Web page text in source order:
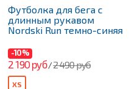
Футболка для бега с
длинным рукавом
Nordski Run темно-синяя
-10%
2 190 руб/2 490 руб
XS